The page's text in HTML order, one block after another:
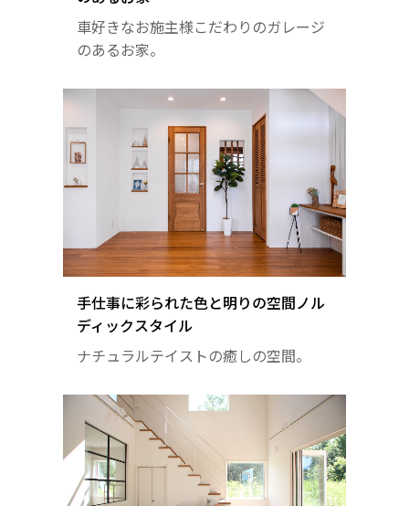
車好きなお施主様こだわりのガレージ
のあるお家。
手仕事に彩られた色と明りの空間ノル
ディックスタイル
ナチュラルテイストの癒しの空間。